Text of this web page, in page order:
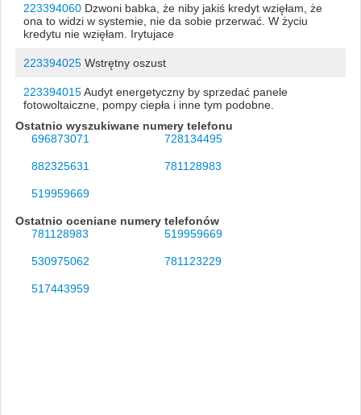
223394060Dzwoni babka, że niby jakiś kredyt wzięłam, że
ona to widzi w systemie, nie da sobie przerwać. W życiu
kredytu nie wzięłam. Irytujace
223394025Wstrętny oszust
223394015Audyt energetyczny by sprzedać panele
fotowoltaiczne, pompy ciepła i inne tym podobne.
Ostatnio wyszukiwane numery telefonu
696873071
728134495
882325631 781128983
519959669
Ostatnio oceniane numery telefonów
781128983
519959669
530975062 781123229
517443959